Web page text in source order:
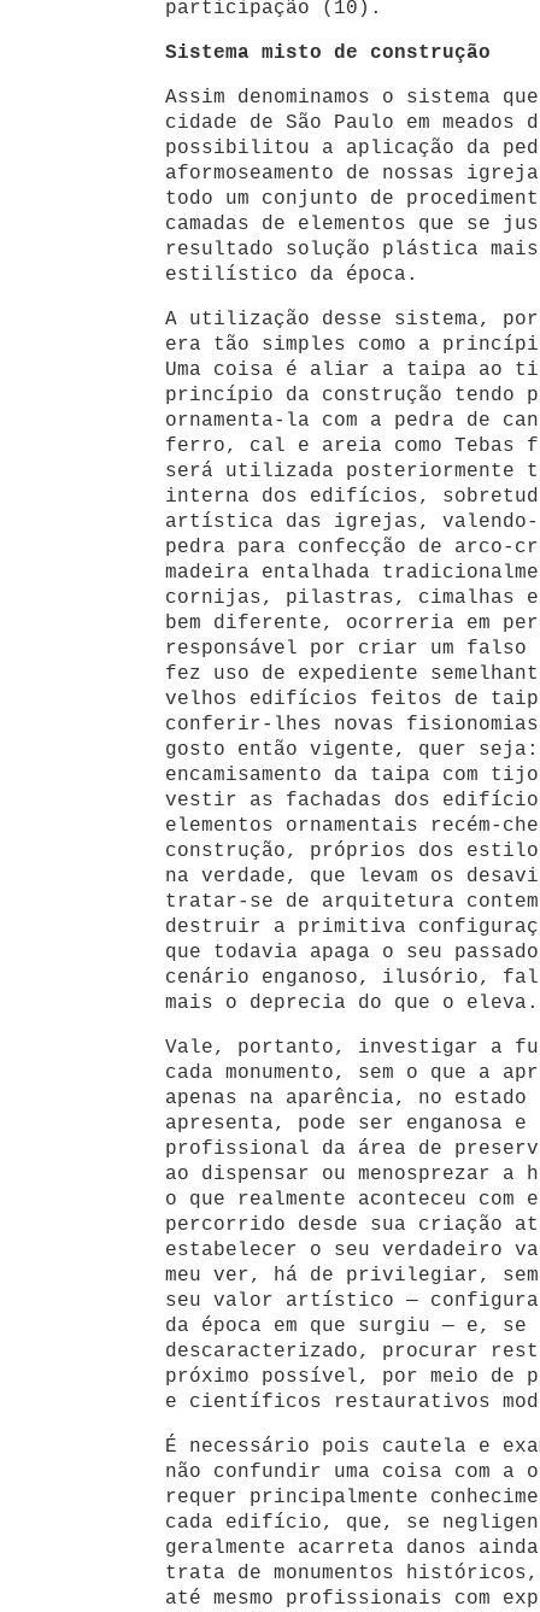
participação (10).
Sistema misto de construção
Assim denominamos o sistema
cidade de São Paulo em meados
possibilitou a aplicação da
aformoseamento de nossas
todo um conjunto de
camadas de elementos que se
resultado solução plástica
estilístico da época.
A utilização desse sistema,
era tão simples como a
Uma coisa é aliar a taipa ao
princípio da construção tendo
ornamenta-la com a pedra de
ferro, cal e areia como Tebas
será utilizada posteriormente
interna dos edifícios, sobretudo
artística das igrejas, valendo-
pedra para confecção de arco-
madeira entalhada
cornijas, pilastras, cimalhas
bem diferente, ocorreria em
responsável por criar um
fez uso de expediente
velhos edifícios feitos de
conferir-lhes novas
gosto então vigente, quer
encamisamento da taipa com
vestir as fachadas dos
elementos ornamentais recém-
construção, próprios dos
na verdade, que levam os
tratar-se de arquitetura
destruir a primitiva
que todavia apaga o seu
cenário enganoso, ilusório,
mais o deprecia do que o eleva.
Vale, portanto, investigar a
cada monumento, sem o que a
apenas na aparência, no estado
apresenta, pode ser enganosa e
profissional da área de
ao dispensar ou menosprezar a
o que realmente aconteceu com
percorrido desde sua criação
estabelecer o seu verdadeiro
meu ver, há de privilegiar,
seu valor artístico —
da época em que surgiu — e,
descaracterizado, procurar
próximo possível, por meio de
e científicos restaurativos
É necessário pois cautela e
não confundir uma coisa com a
requer principalmente
cada edifício, que, se
geralmente acarreta danos
trata de monumentos
até mesmo profissionais com